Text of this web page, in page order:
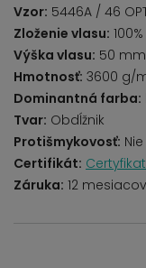
Vzor: 5446A / 46
Zloženie vlasu:
Výška vlasu: 50 mm
Hmotnosť: 3600 g/
Dominantná farba:
Tvar: Obdĺžnik
Protišmykovosť: Nie
Certifikát: Certyfikat
Záruka: 12 mesiacov